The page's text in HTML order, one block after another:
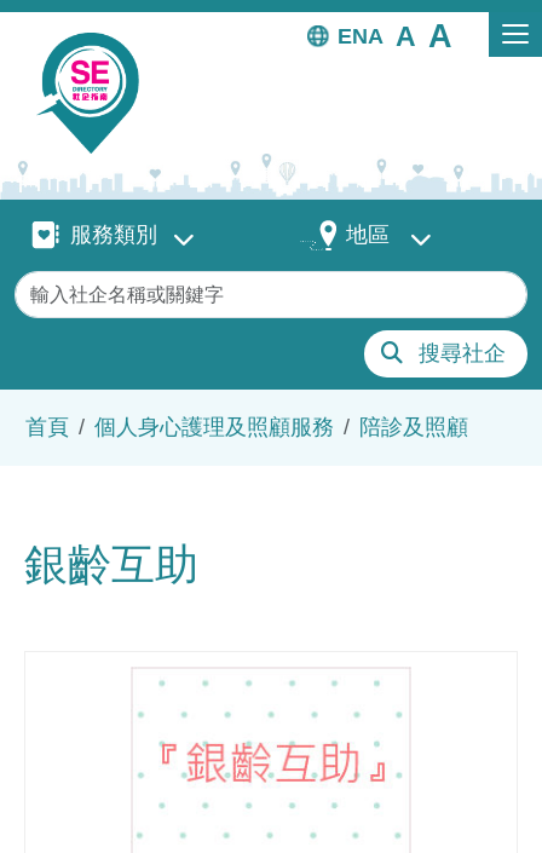
移至主內容
EN
服務類別服務類別 地區 地區
關鍵字
搜尋社企
首頁 個人身心護理及照顧服務 陪診及照顧
銀齡互助